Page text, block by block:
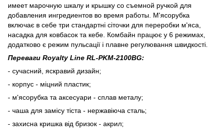
имеет марочную шкалу и крышку со съемной ручкой для
добавления ингредиентов во время работы. М'ясорубка
включає в себе три стандартні сіточки для переробки м'яса,
насадка для ковбасок та кебе. Комбайн працює у 6 режимах,
додатково є режим пульсації і плавне регулювання швидкості.
Переваги Royalty Line RL-PKM-2100BG:
- сучасний, яскравий дизайн;
- корпус - міцний пластик;
- м'ясорубка та аксесуари - сплав металу;
- чаша для замісу тіста - нержавіюча сталь;
- захисна кришка від бризок - акрил;